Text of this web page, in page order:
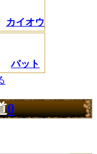
カイオウ
バット
0